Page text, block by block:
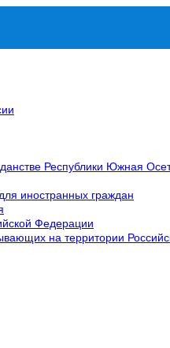
Республики Южная
иностранных граждан
Федерации
на территории